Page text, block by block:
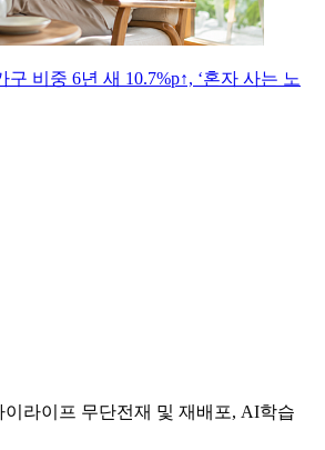
구 비중 6년 새 10.7%p↑, ‘혼자 사는 노
라이프 무단전재 및 재배포, AI학습